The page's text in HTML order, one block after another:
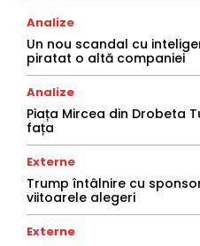
Analize
Un nou scandal cu
piratat o altă companiei
Analize
Piața Mircea din Drobeta
fața
Externe
Trump întâlnire cu
viitoarele alegeri
Externe